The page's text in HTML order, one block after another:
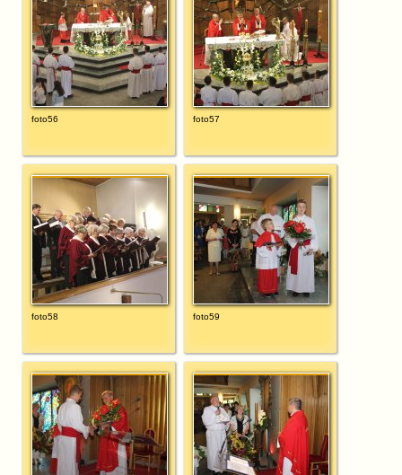
foto56 foto57
foto58 foto59